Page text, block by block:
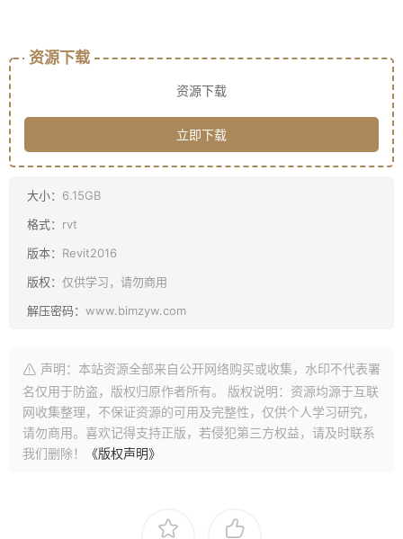
资源下载
资源下载
立即下载
大小： 6.15GB
格式： rvt
版本： Revit2016
版权： 仅供学习，请勿商用
解压密码： www.bimzyw.com
声明：本站资源全部来自公开网络购买或收集，水印不代表署
名仅用于防盗，版权归原作者所有。 版权说明：资源均源于互联
网收集整理，不保证资源的可用及完整性，仅供个人学习研究，
请勿商用。喜欢记得支持正版，若侵犯第三方权益，请及时联系
我们删除！
《版权声明》